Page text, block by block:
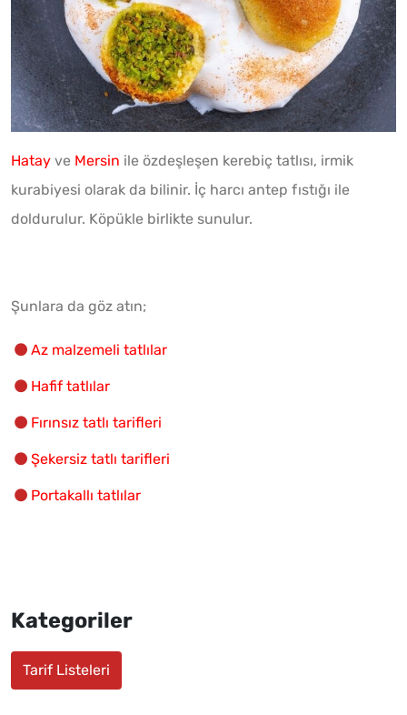
Hatay ve Mersin ile özdeşleşen kerebiç tatlısı, irmik
kurabiyesi olarak da bilinir. İç harcı antep fıstığı ile
doldurulur. Köpükle birlikte sunulur.
Şunlara da göz atın;
Az malzemeli tatlılar
Hafif tatlılar
Fırınsız tatlı tarifleri
Şekersiz tatlı tarifleri
Portakallı tatlılar
Kategoriler
Tarif Listeleri